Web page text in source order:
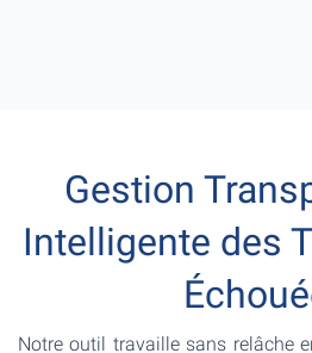
Gestion
Intelligente des
Notre outil travaille sans relâche